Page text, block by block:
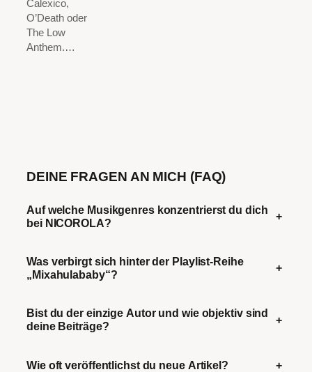
Calexico,
O’Death oder
The Low
Anthem.…
DEINE FRAGEN AN MICH (FAQ)
Auf welche Musikgenres konzentrierst du dich
bei NICOROLA?
+
Was verbirgt sich hinter der Playlist-Reihe
„Mixahulababy“?
+
Bist du der einzige Autor und wie objektiv sind
deine Beiträge?
+
Wie oft veröffentlichst du neue Artikel? +